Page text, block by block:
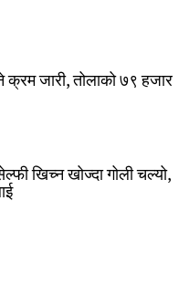
जारी, तोलाको ७९ हजार
खिच्न खोज्दा गोली चल्यो,